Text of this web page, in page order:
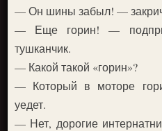
— Он шины забыл! —
— Еще горин! —
тушканчик.
— Какой такой «горин»?
— Который в моторе
уедет.
— Нет, дорогие